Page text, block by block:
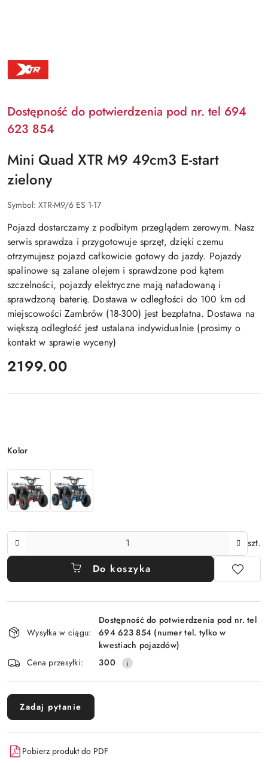
Dostępność do potwierdzenia pod nr. tel 694
623 854
Mini Quad XTR M9 49cm3 E-start
zielony
Symbol: XTR-M9/6 ES 1-17
Pojazd dostarczamy z podbitym przeglądem zerowym. Nasz
serwis sprawdza i przygotowuje sprzęt, dzięki czemu
otrzymujesz pojazd całkowicie gotowy do jazdy. Pojazdy
spalinowe są zalane olejem i sprawdzone pod kątem
szczelności, pojazdy elektryczne mają naładowaną i
sprawdzoną baterię. Dostawa w odległości do 100 km od
miejscowości Zambrów (18-300) jest bezpłatna. Dostawa na
większą odległość jest ustalana indywidualnie (prosimy o
kontakt w sprawie wyceny)
cena:
2199.00
Wariant
Kolor
Ilość
szt.
Do koszyka
i
dostawaWysyłka w ciągu:
Dostępność do potwierdzenia pod nr. tel
694 623 854 (numer tel. tylko w
kwestiach pojazdów)
Cena przesyłki:
300
Zadaj pytanie
Pobierz produkt do PDF